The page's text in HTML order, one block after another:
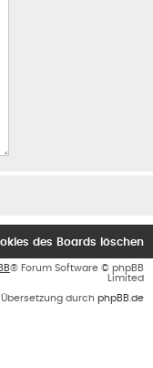
des Boards löschen
® Forum Software © phpBB
Limited
durch phpBB.de